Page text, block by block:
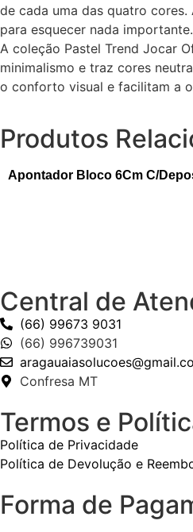
de cada uma das quatro cores.
para esquecer nada importante.
A coleção Pastel Trend Jocar
minimalismo e traz cores
o conforto visual e facilitam a
Produtos
Apontador Bloco 6Cm C/
Central de
(66) 99673 9031
(66) 996739031
Confresa MT
Termos e
Política de Privacidade
Política de Devolução e
Forma de